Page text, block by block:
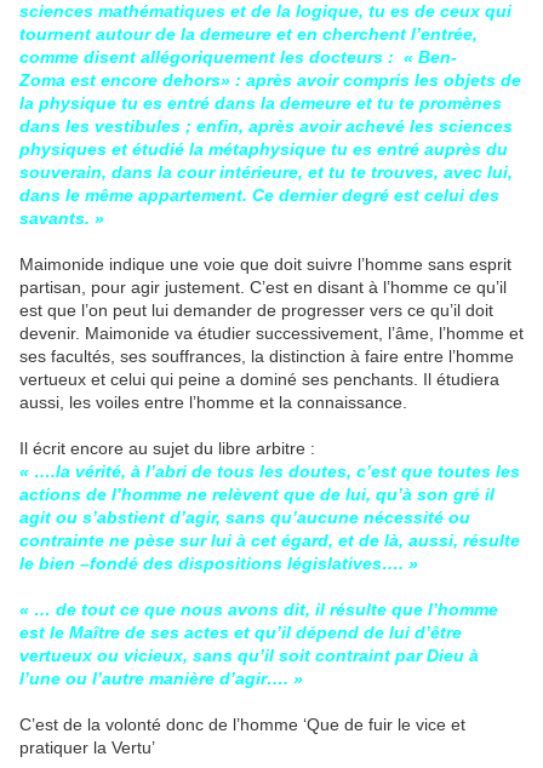
sciences mathématiques et de la logique, tu es de ceux qui
tournent autour de la demeure et en cherchent l’entrée,
comme disent allégoriquement les docteurs : « Ben-
Zoma est encore dehors» : après avoir compris les objets de
la physique tu es entré dans la demeure et tu te promènes
dans les vestibules ; enfin, après avoir achevé les sciences
physiques et étudié la métaphysique tu es entré auprès du
souverain, dans la cour intérieure, et tu te trouves, avec lui,
dans le même appartement. Ce dernier degré est celui des
savants. »
Maimonide indique une voie que doit suivre l’homme sans esprit
partisan, pour agir justement. C’est en disant à l’homme ce qu’il
est que l’on peut lui demander de progresser vers ce qu’il doit
devenir. Maimonide va étudier successivement, l’âme, l’homme et
ses facultés, ses souffrances, la distinction à faire entre l’homme
vertueux et celui qui peine a dominé ses penchants. Il étudiera
aussi, les voiles entre l’homme et la connaissance.
Il écrit encore au sujet du libre arbitre :
« ….la vérité, à l’abri de tous les doutes, c’est que toutes les
actions de l’homme ne relèvent que de lui, qu’à son gré il
agit ou s’abstient d’agir, sans qu’aucune nécessité ou
contrainte ne pèse sur lui à cet égard, et de là, aussi, résulte
le bien –fondé des dispositions législatives…. »
« … de tout ce que nous avons dit, il résulte que l’homme
est le Maître de ses actes et qu’il dépend de lui d’être
vertueux ou vicieux, sans qu’il soit contraint par Dieu à
l’une ou l’autre manière d’agir…. »
C’est de la volonté donc de l’homme ‘Que de fuir le vice et
pratiquer la Vertu’